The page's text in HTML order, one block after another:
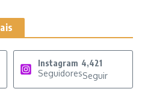
Instagram 4,421
SeguidoresSeguir